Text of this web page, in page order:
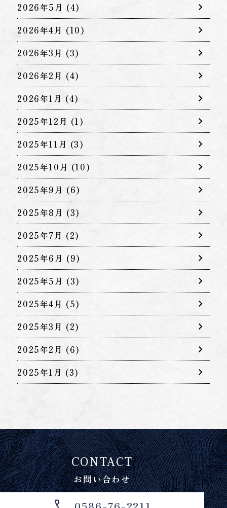
2026年5月 (4)
2026年4月 (10)
2026年3月 (3)
2026年2月 (4)
2026年1月 (4)
2025年12月 (1)
2025年11月 (3)
2025年10月 (10)
2025年9月 (6)
2025年8月 (3)
2025年7月 (2)
2025年6月 (9)
2025年5月 (3)
2025年4月 (5)
2025年3月 (2)
2025年2月 (6)
2025年1月 (3)
CONTACT
お問い合わせ